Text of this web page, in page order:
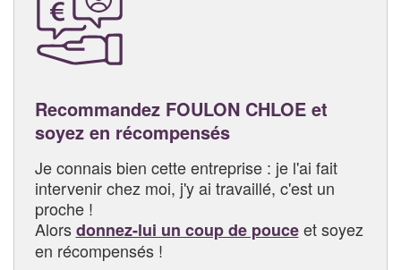
Recommandez FOULON CHLOE et
soyez en récompensés
Je connais bien cette entreprise : je l'ai fait
intervenir chez moi, j'y ai travaillé, c'est un
proche !
Alorsdonnez-lui un coup de pouceet soyez
en récompensés !